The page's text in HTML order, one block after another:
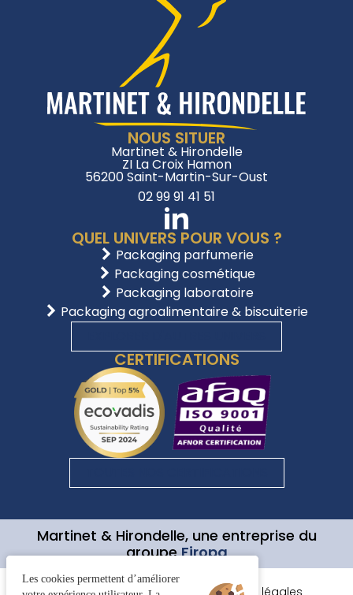
NOUS SITUER
Martinet & Hirondelle
ZI La Croix Hamon
56200 Saint-Martin-Sur-Oust
02 99 91 41 51
QUEL UNIVERS POUR VOUS ?
Packaging parfumerie
Packaging cosmétique
Packaging laboratoire
Packaging agroalimentaire & biscuiterie
CERTIFICATIONS
Martinet & Hirondelle, une entreprise du
groupeFiropa
Gestion des cookies Mentions légales
Les cookies permettent d’améliorer